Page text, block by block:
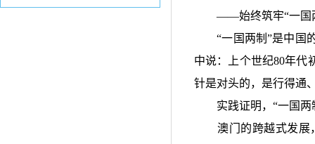
——始终筑牢“一国
“一国两制”是中国
中说：上个世纪80年代
针是对头的，是行得通
实践证明， “一国两
澳门的跨越式发展